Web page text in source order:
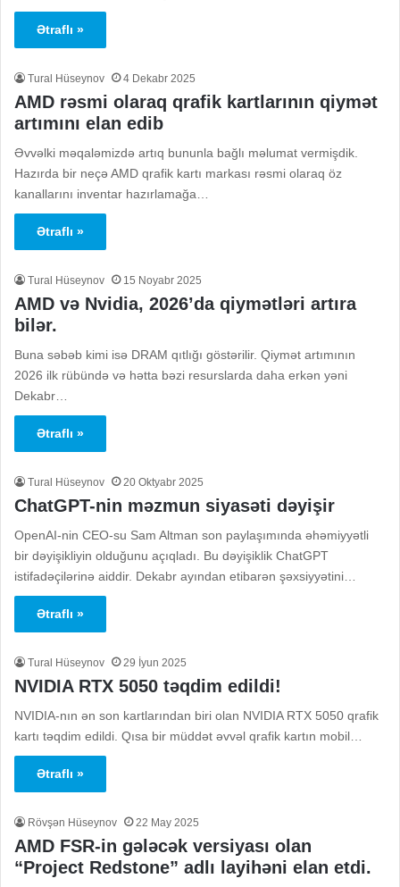
Ətraflı »
Tural Hüseynov 4 Dekabr 2025
AMD rəsmi olaraq qrafik kartlarının qiymət
artımını elan edib
Əvvəlki məqaləmizdə artıq bununla bağlı məlumat vermişdik.
Hazırda bir neçə AMD qrafik kartı markası rəsmi olaraq öz
kanallarını inventar hazırlamağa…
Ətraflı »
Tural Hüseynov 15 Noyabr 2025
AMD və Nvidia, 2026’da qiymətləri artıra
bilər.
Buna səbəb kimi isə DRAM qıtlığı göstərilir. Qiymət artımının
2026 ilk rübündə və hətta bəzi resurslarda daha erkən yəni
Dekabr…
Ətraflı »
Tural Hüseynov 20 Oktyabr 2025
ChatGPT-nin məzmun siyasəti dəyişir
OpenAI-nin CEO-su Sam Altman son paylaşımında əhəmiyyətli
bir dəyişikliyin olduğunu açıqladı. Bu dəyişiklik ChatGPT
istifadəçilərinə aiddir. Dekabr ayından etibarən şəxsiyyətini…
Ətraflı »
Tural Hüseynov 29 İyun 2025
NVIDIA RTX 5050 təqdim edildi!
NVIDIA-nın ən son kartlarından biri olan NVIDIA RTX 5050 qrafik
kartı təqdim edildi. Qısa bir müddət əvvəl qrafik kartın mobil…
Ətraflı »
Rövşən Hüseynov 22 May 2025
AMD FSR-in gələcək versiyası olan
“Project Redstone” adlı layihəni elan etdi.